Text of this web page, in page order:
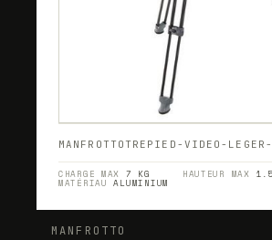
MANFROTTOTREPIED-VIDEO-
CHARGE MAX 7 KG HAUTEUR MAX
MATÉRIAUALUMINIUM
MANFROTTO